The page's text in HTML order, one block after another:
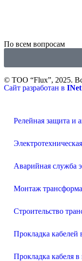
По всем вопросам
© ТОО “Flux”, 2025.
Сайт разработан в
Релейная защита и
Аварийная служба
Монтаж
Строительство
Прокладка кабелей
Прокладка кабеля